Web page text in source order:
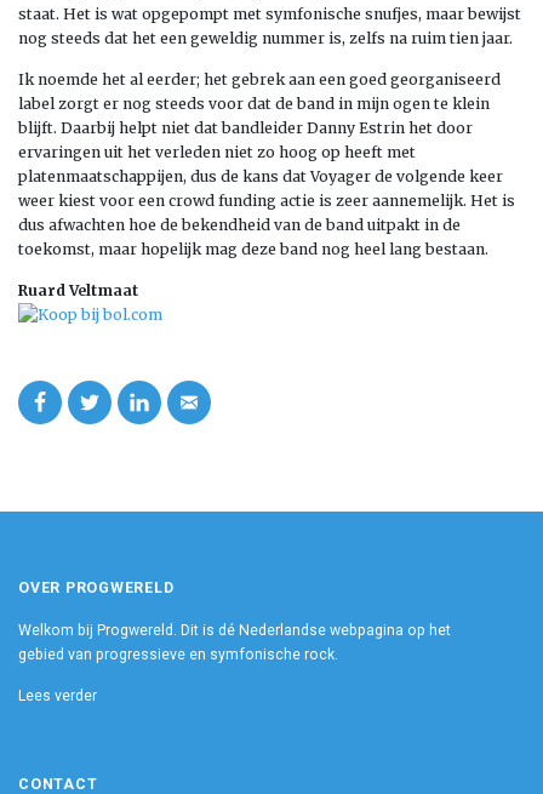
staat. Het is wat opgepompt met symfonische snufjes, maar bewijst
nog steeds dat het een geweldig nummer is, zelfs na ruim tien jaar.
Ik noemde het al eerder; het gebrek aan een goed georganiseerd
label zorgt er nog steeds voor dat de band in mijn ogen te klein
blijft. Daarbij helpt niet dat bandleider Danny Estrin het door
ervaringen uit het verleden niet zo hoog op heeft met
platenmaatschappijen, dus de kans dat Voyager de volgende keer
weer kiest voor een crowd funding actie is zeer aannemelijk. Het is
dus afwachten hoe de bekendheid van de band uitpakt in de
toekomst, maar hopelijk mag deze band nog heel lang bestaan.
Ruard Veltmaat
OVER PROGWERELD
Welkom bij Progwereld. Dit is dé Nederlandse webpagina op het
gebied van progressieve en symfonische rock.
Lees verder
CONTACT